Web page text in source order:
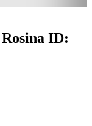
ID: